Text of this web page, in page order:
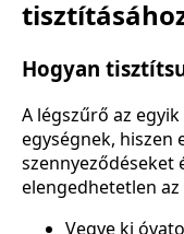
Hogyan
A légszűrő az
egységnek, hiszen
szennyeződéseket
elengedhetetlen
Vegye ki